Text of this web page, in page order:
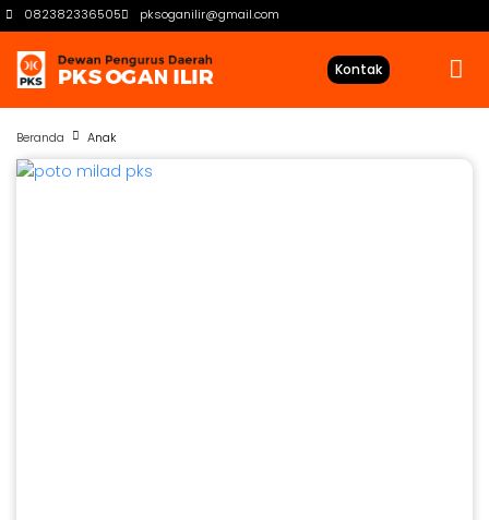
082382336505 pksoganilir@gmail.com
Kontak
Beranda Anak